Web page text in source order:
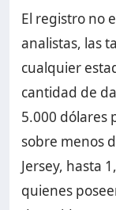
El registro no
analistas, las
cualquier
cantidad de
5.000 dólares
sobre menos
Jersey, hasta
quienes